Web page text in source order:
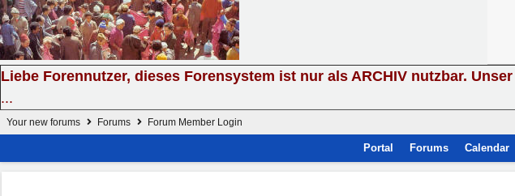
Liebe Forennutzer, dieses Forensystem ist nur als ARCHIV nutzbar.
...
Your new forums Forums Forum Member Login
Portal Forums Calendar